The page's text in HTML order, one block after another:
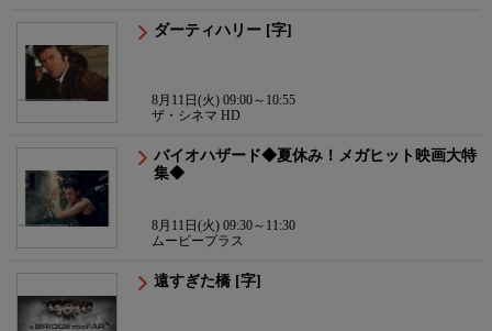
ダーティハリー [字]
8月11日(火) 09:00～10:55
ザ・シネマ HD
バイオハザード◆夏休み！メガヒット映画大特
集◆
8月11日(火) 09:30～11:30
ムービープラス
遠すぎた橋 [字]